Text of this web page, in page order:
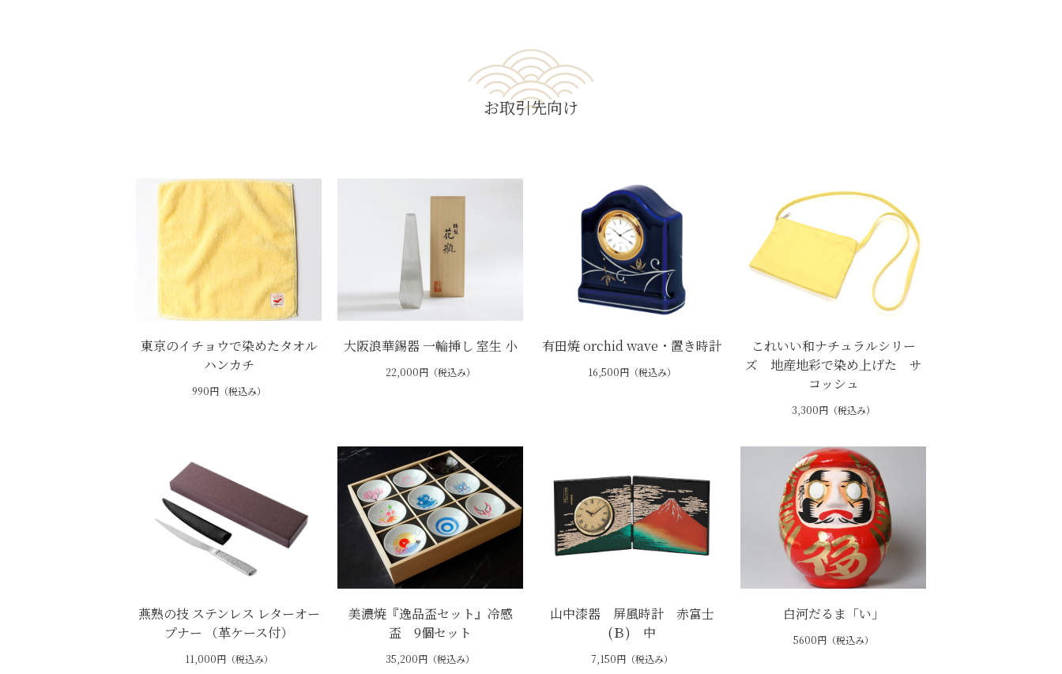
お取引先向け
東京のイチョウで染めたタオル
ハンカチ
990円（税込み）
大阪浪華錫器 一輪挿し 室生 小
22,000円（税込み）
有田焼 orchid wave・置き時計
16,500円（税込み）
これいい和ナチュラルシリー
ズ 地産地彩で染め上げた サ
コッシュ
3,300円（税込み）
燕熟の技 ステンレス レターオー
プナー （革ケース付）
11,000円（税込み）
美濃焼『逸品盃セット』冷感
盃 9個セット
35,200円（税込み）
山中漆器 屏風時計 赤富士
(Ｂ) 中
7,150円（税込み）
白河だるま「い」
5600円（税込み）